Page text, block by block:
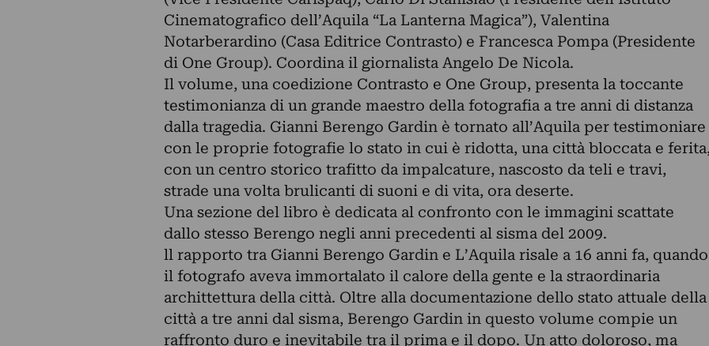
Cinematografico dell’Aquila “La Lanterna Magica”), Valentina
Notarberardino (Casa Editrice Contrasto) e Francesca Pompa (Presidente
di One Group). Coordina il giornalista Angelo De Nicola.
Il volume, una coedizione Contrasto e One Group, presenta la toccante
testimonianza di un grande maestro della fotografia a tre anni di distanza
dalla tragedia. Gianni Berengo Gardin è tornato all’Aquila per testimoniare
con le proprie fotografie lo stato in cui è ridotta, una città bloccata e
con un centro storico trafitto da impalcature, nascosto da teli e travi,
strade una volta brulicanti di suoni e di vita, ora deserte.
Una sezione del libro è dedicata al confronto con le immagini scattate
dallo stesso Berengo negli anni precedenti al sisma del 2009.
ll rapporto tra Gianni Berengo Gardin e L’Aquila risale a 16 anni fa, quando
il fotografo aveva immortalato il calore della gente e la straordinaria
archittettura della città. Oltre alla documentazione dello stato attuale della
città a tre anni dal sisma, Berengo Gardin in questo volume compie un
raffronto duro e inevitabile tra il prima e il dopo. Un atto doloroso, ma